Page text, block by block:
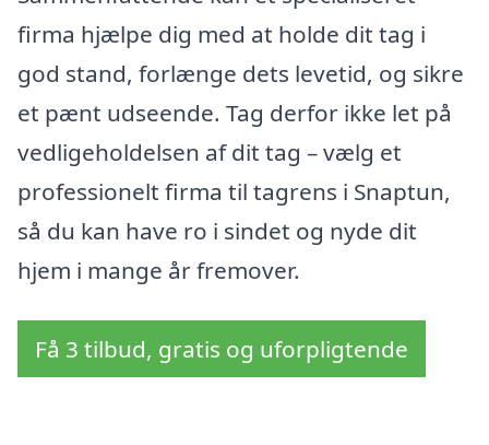
firma hjælpe dig med at holde dit tag i
god stand, forlænge dets levetid, og sikre
et pænt udseende. Tag derfor ikke let på
vedligeholdelsen af dit tag – vælg et
professionelt firma til tagrens i Snaptun,
så du kan have ro i sindet og nyde dit
hjem i mange år fremover.
Få 3 tilbud, gratis og uforpligtende